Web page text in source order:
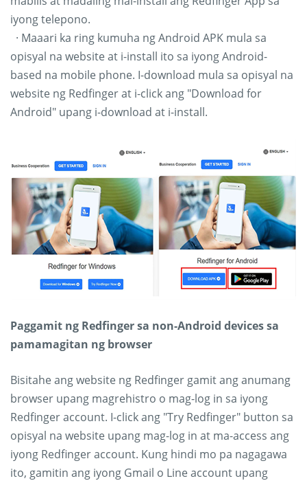
iyong telepono.
· Maaari ka ring kumuha ng Android APK mula sa
opisyal na website at i-install ito sa iyong Android-
based na mobile phone. I-download mula sa opisyal na
website ng Redfinger at i-click ang "Download for
Android" upang i-download at i-install.
Paggamit ng Redfinger sa non-Android devices sa
pamamagitan ng browser
Bisitahe ang website ng Redfinger gamit ang anumang
browser upang magrehistro o mag-log in sa iyong
Redfinger account. I-click ang "Try Redfinger" button sa
opisyal na website upang mag-log in at ma-access ang
iyong Redfinger account. Kung hindi mo pa nagagawa
ito, gamitin ang iyong Gmail o Line account upang